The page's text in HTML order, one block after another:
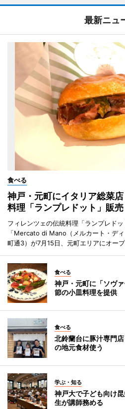
最新ニュ
食べる
神戸・元町にイタリア総菜
料理「ランプレドット」販売
フィレンツェの伝統料理「ランプレド
「Mercato di Mano（メルカート・デ
町通3）が7月15日、元町エリアにオープ
食べる
神戸・元町に「ソヴ
節の小皿料理を提供
食べる
北鈴蘭台に豚汁専門
の地元食材使う
学ぶ・知る
神戸大で子ども向け
生が講師務める